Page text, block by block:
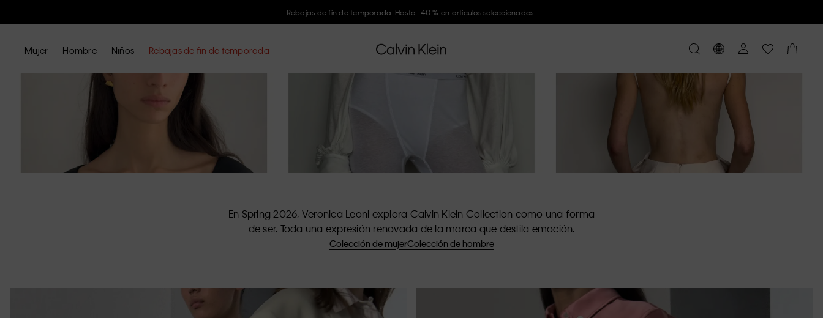
Únete a Calvin Klein y consigue un -10 %
Mujer Hombre Niños Rebajas de fin de temporada
En Spring 2026, Veronica Leoni explora Calvin Klein Collection como una forma
de ser. Toda una expresión renovada de la marca que destila emoción.
Colección de mujerColección de hombre